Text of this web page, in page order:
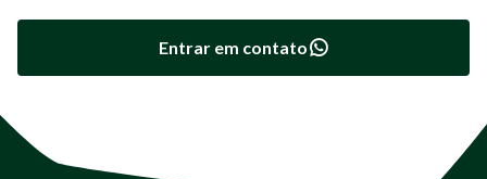
Entrar em contato